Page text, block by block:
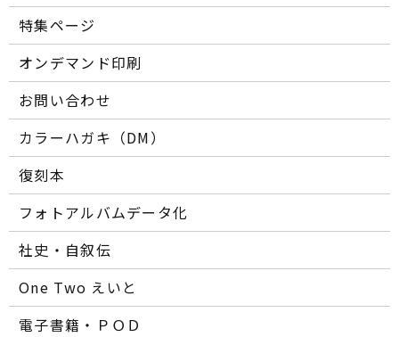
特集ページ
オンデマンド印刷
お問い合わせ
カラーハガキ（DM）
復刻本
フォトアルバムデータ化
社史・自叙伝
One Two えいと
電子書籍・ＰＯＤ